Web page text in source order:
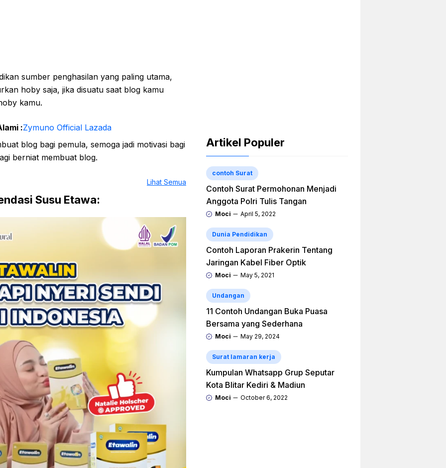
sumber penghasilan yang paling utama,
hoby saja, jika disuatu saat blog kamu
kamu.
:Zymuno Official Lazada
blog bagi pemula, semoga jadi motivasi bagi
berniat membuat blog.
Lihat Semua
Susu Etawa:
Artikel Populer
contoh Surat
Contoh Surat Permohonan Menjadi
Anggota Polri Tulis Tangan
Moci April 5, 2022
Dunia Pendidikan
Contoh Laporan Prakerin Tentang
Jaringan Kabel Fiber Optik
Moci May 5, 2021
Undangan
11 Contoh Undangan Buka Puasa
Bersama yang Sederhana
Moci May 29, 2024
Surat lamaran kerja
Kumpulan Whatsapp Grup Seputar
Kota Blitar Kediri & Madiun
Moci October 6, 2022